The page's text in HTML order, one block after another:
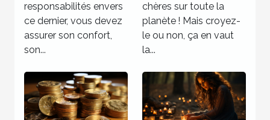
responsabilités envers
ce dernier, vous devez
assurer son confort,
son...
chères sur toute la
planète ! Mais croyez-
le ou non, ça en vaut
la...